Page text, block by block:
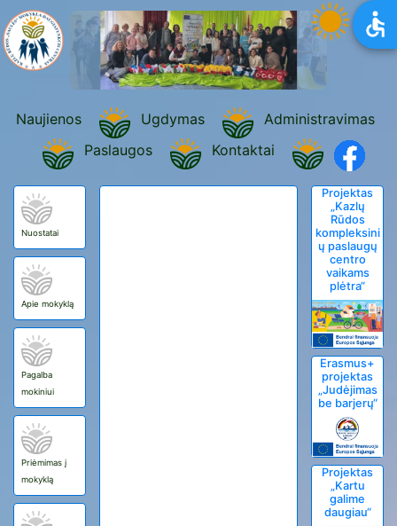
Naujienos Ugdymas
Administravimas
Paslaugos
Kontaktai
Nuostatai
Apie mokyklą
Pagalba
mokiniui
Priėmimas į
mokyklą
Projektas
„Kazlų
Rūdos
kompleksini
ų paslaugų
centro
vaikams
plėtra“
Erasmus+
projektas
„Judėjimas
be barjerų“
Projektas
„Kartu
galime
daugiau“